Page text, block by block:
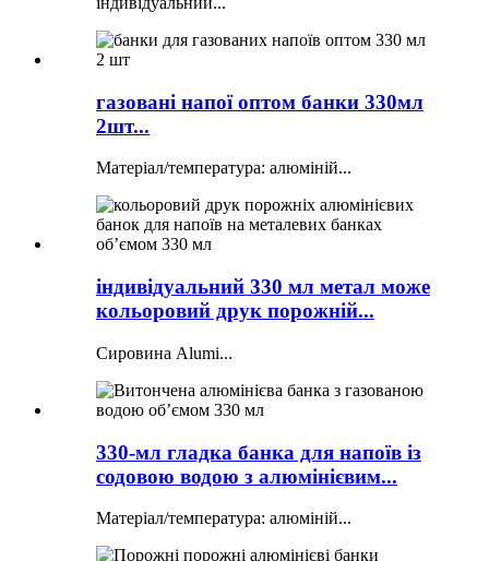
газовані напої оптом банки 330мл
2шт...
Матеріал/температура: алюміній...
індивідуальний 330 мл метал може
кольоровий друк порожній...
Сировина Alumi...
330-мл гладка банка для напоїв із
содовою водою з алюмінієвим...
Матеріал/температура: алюміній...